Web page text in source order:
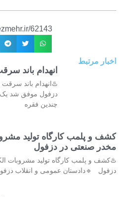
62143
اخبار مرتبط
انهدام باند
♨️انهدام باند
چندین فقره
کشف و پلمب کارگاه تولید
مخدر صنعتی در دزفول
♨️کشف و پلمب کارگاه تولید مشروبات
دزفول 🔹دادستان عمومی و انقلاب